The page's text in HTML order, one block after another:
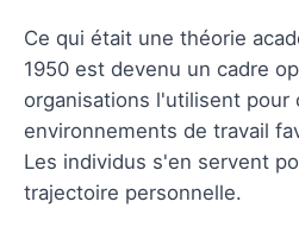
Ce qui était une théorie
1950 est devenu un cadre
organisations l'utilisent pour
environnements de travail
Les individus s'en servent
trajectoire personnelle.